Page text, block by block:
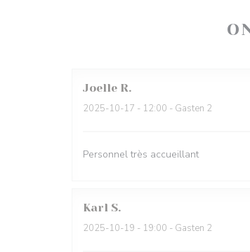
Joelle R
2025-10-17 - 12:00 - Gasten 2
Personnel très accueillant
Karl S
2025-10-19 - 19:00 - Gasten 2